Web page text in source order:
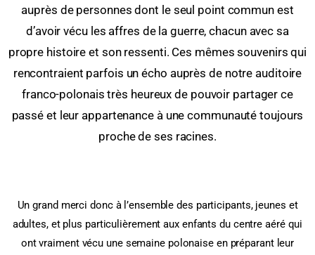
auprès de personnes dont le seul point commun est
d’avoir vécu les affres de la guerre, chacun avec sa
propre histoire et son ressenti. Ces mêmes souvenirs qui
rencontraient parfois un écho auprès de notre auditoire
franco-polonais très heureux de pouvoir partager ce
passé et leur appartenance à une communauté toujours
proche de ses racines.
Un grand merci donc à l’ensemble des participants, jeunes et
adultes, et plus particulièrement aux enfants du centre aéré qui
ont vraiment vécu une semaine polonaise en préparant leur